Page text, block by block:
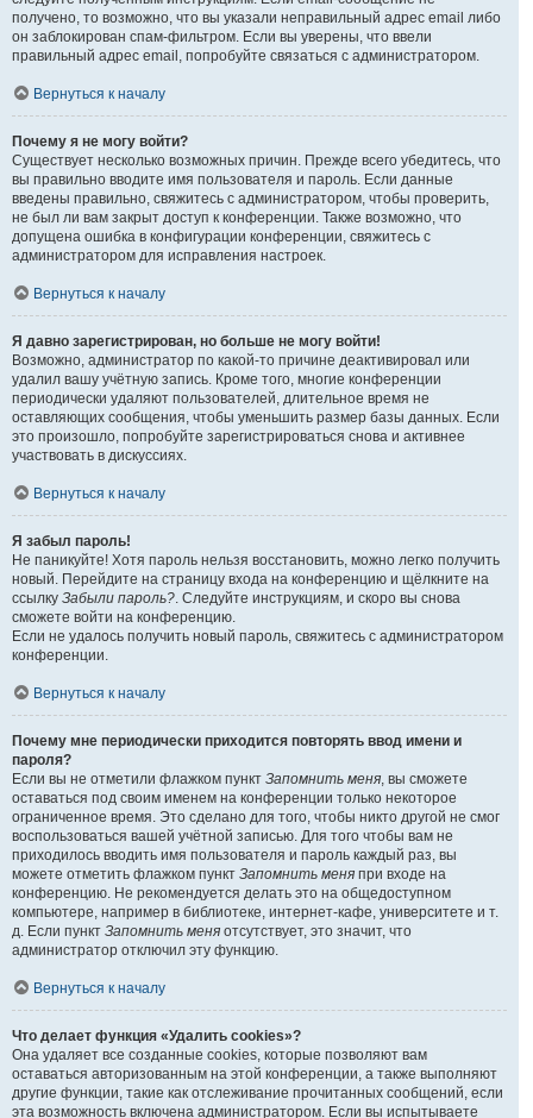
получено, то возможно, что вы указали неправильный адрес email либо
он заблокирован спам-фильтром. Если вы уверены, что ввели
правильный адрес email, попробуйте связаться с администратором.
Вернуться к началу
Почему я не могу войти?
Существует несколько возможных причин. Прежде всего убедитесь, что
вы правильно вводите имя пользователя и пароль. Если данные
введены правильно, свяжитесь с администратором, чтобы проверить,
не был ли вам закрыт доступ к конференции. Также возможно, что
допущена ошибка в конфигурации конференции, свяжитесь с
администратором для исправления настроек.
Вернуться к началу
Я давно зарегистрирован, но больше не могу войти!
Возможно, администратор по какой-то причине деактивировал или
удалил вашу учётную запись. Кроме того, многие конференции
периодически удаляют пользователей, длительное время не
оставляющих сообщения, чтобы уменьшить размер базы данных. Если
это произошло, попробуйте зарегистрироваться снова и активнее
участвовать в дискуссиях.
Вернуться к началу
Я забыл пароль!
Не паникуйте! Хотя пароль нельзя восстановить, можно легко получить
новый. Перейдите на страницу входа на конференцию и щёлкните на
ссылку Забыли пароль?. Следуйте инструкциям, и скоро вы снова
сможете войти на конференцию.
Если не удалось получить новый пароль, свяжитесь с администратором
конференции.
Вернуться к началу
Почему мне периодически приходится повторять ввод имени и
пароля?
Если вы не отметили флажком пункт Запомнить меня, вы сможете
оставаться под своим именем на конференции только некоторое
ограниченное время. Это сделано для того, чтобы никто другой не смог
воспользоваться вашей учётной записью. Для того чтобы вам не
приходилось вводить имя пользователя и пароль каждый раз, вы
можете отметить флажком пункт Запомнить меня при входе на
конференцию. Не рекомендуется делать это на общедоступном
компьютере, например в библиотеке, интернет-кафе, университете и т.
д. Если пункт Запомнить меня отсутствует, это значит, что
администратор отключил эту функцию.
Вернуться к началу
Что делает функция «Удалить cookies»?
Она удаляет все созданные cookies, которые позволяют вам
оставаться авторизованным на этой конференции, а также выполняют
другие функции, такие как отслеживание прочитанных сообщений, если
эта возможность включена администратором. Если вы испытываете